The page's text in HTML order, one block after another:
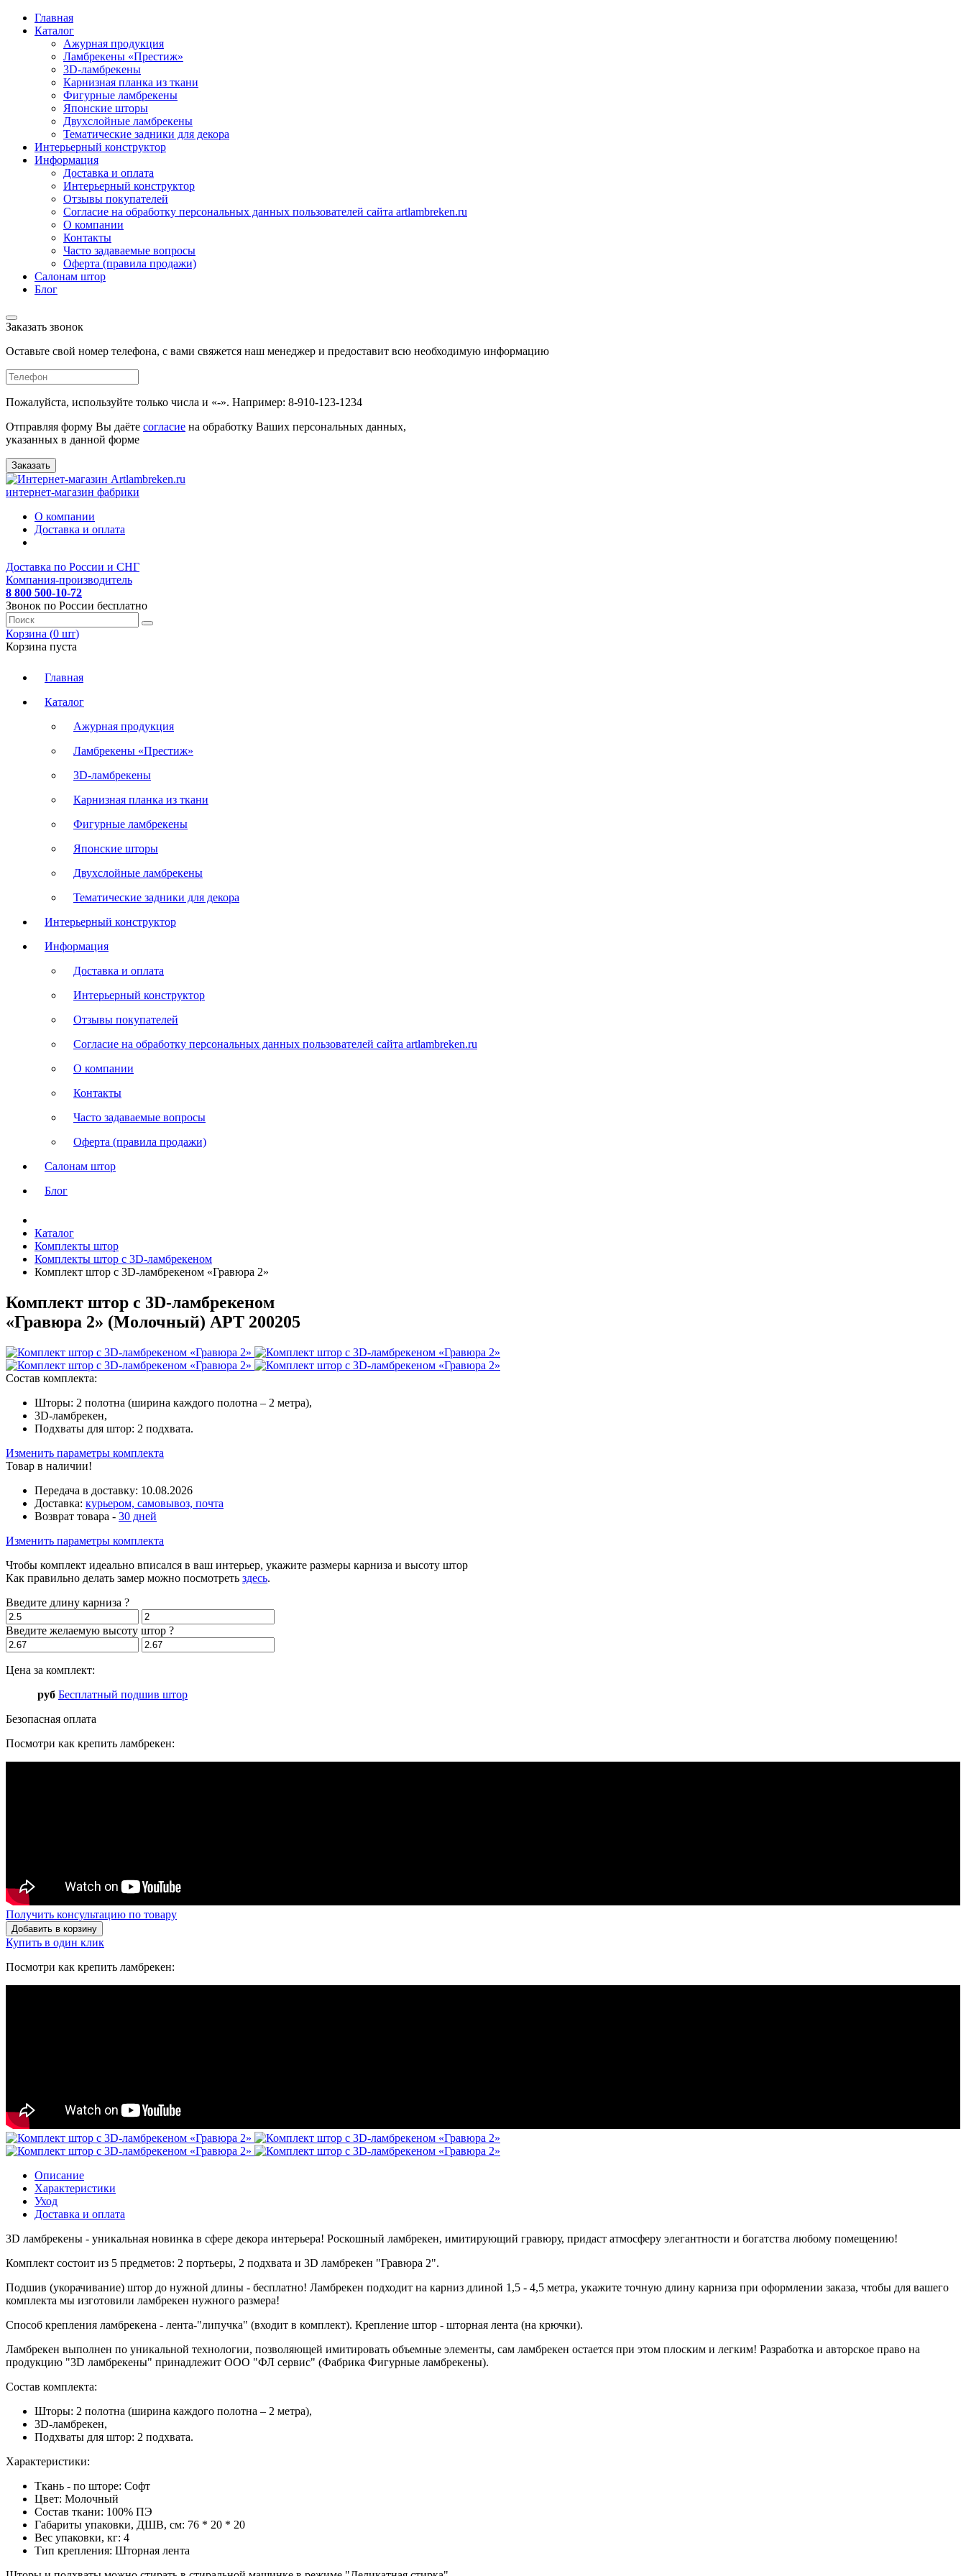
Главная
Каталог
Ажурная продукция
Ламбрекены «Престиж»
3D-ламбрекены
Карнизная планка из ткани
Фигурные ламбрекены
Японские шторы
Двухслойные ламбрекены
Тематические задники для декора
Интерьерный конструктор
Информация
Доставка и оплата
Интерьерный конструктор
Отзывы покупателей
Согласие на обработку персональных данных пользователей сайта artlambreken.ru
О компании
Контакты
Часто задаваемые вопросы
Оферта (правила продажи)
Салонам штор
Блог
Заказать звонок
Оставьте свой номер телефона, с вами свяжется наш менеджер и предоставит всю необходимую информацию
Пожалуйста, используйте только числа и «-». Например: 8-910-123-1234
Отправляя форму Вы даёте согласие на обработку Ваших персональных данных,
указанных в данной форме
Заказать
интернет-магазин фабрики
О компании
Доставка и оплата
Доставка по России и СНГ
Компания-производитель
8 800 500-10-72
Звонок по России бесплатно
Корзина (0 шт)
Корзина пуста
Главная
Каталог
Ажурная продукция
Ламбрекены «Престиж»
3D-ламбрекены
Карнизная планка из ткани
Фигурные ламбрекены
Японские шторы
Двухслойные ламбрекены
Тематические задники для декора
Интерьерный конструктор
Информация
Доставка и оплата
Интерьерный конструктор
Отзывы покупателей
Согласие на обработку персональных данных пользователей сайта artlambreken.ru
О компании
Контакты
Часто задаваемые вопросы
Оферта (правила продажи)
Салонам штор
Блог
Каталог
Комплекты штор
Комплекты штор с 3D-ламбрекеном
Комплект штор с 3D-ламбрекеном «Гравюра 2»
Комплект штор с 3D-ламбрекеном
«Гравюра 2» (Молочный) АРТ 200205
Состав комплекта:
Шторы: 2 полотна (ширина каждого полотна – 2 метра),
3D-ламбрекен,
Подхваты для штор: 2 подхвата.
Изменить параметры комплекта
Товар в наличии!
Передача в доставку: 10.08.2026
Доставка: курьером, самовывоз, почта
Возврат товара - 30 дней
Изменить параметры комплекта
Чтобы комплект идеально вписался в ваш интерьер, укажите размеры карниза и высоту штор
Как правильно делать замер можно посмотреть здесь.
Введите длину карниза ?
Введите желаемую высоту штор ?
Цена за комплект:
руб Бесплатный подшив штор
Безопасная оплата
Посмотри как крепить ламбрекен:
Получить консультацию по товару
Добавить в корзину
Купить в один клик
Посмотри как крепить ламбрекен:
Описание
Характеристики
Уход
Доставка и оплата
3D ламбрекены - уникальная новинка в сфере декора интерьера! Роскошный ламбрекен, имитирующий гравюру, придаст атмосферу элегантности и богатства любому помещению!
Комплект состоит из 5 предметов: 2 портьеры, 2 подхвата и 3D ламбрекен "Гравюра 2".
Подшив (укорачивание) штор до нужной длины - бесплатно! Ламбрекен подходит на карниз длиной 1,5 - 4,5 метра, укажите точную длину карниза при оформлении заказа, чтобы для вашего
комплекта мы изготовили ламбрекен нужного размера!
Способ крепления ламбрекена - лента-"липучка" (входит в комплект). Крепление штор - шторная лента (на крючки).
Ламбрекен выполнен по уникальной технологии, позволяющей имитировать объемные элементы, сам ламбрекен остается при этом плоским и легким! Разработка и авторское право на
продукцию "3D ламбрекены" принадлежит ООО "ФЛ сервис" (Фабрика Фигурные ламбрекены).
Состав комплекта:
Шторы: 2 полотна (ширина каждого полотна – 2 метра),
3D-ламбрекен,
Подхваты для штор: 2 подхвата.
Характеристики:
Ткань - по шторе: Софт
Цвет: Молочный
Состав ткани: 100% ПЭ
Габариты упаковки, ДШВ, см: 76 * 20 * 20
Вес упаковки, кг: 4
Тип крепления: Шторная лента